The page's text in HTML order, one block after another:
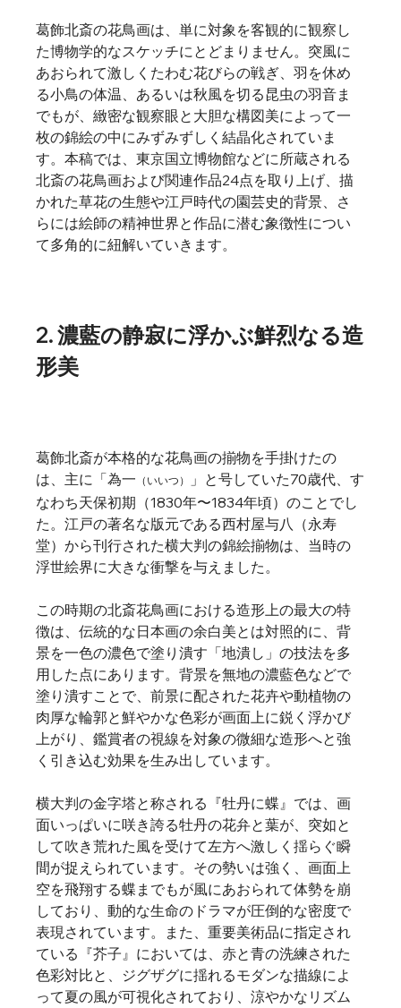
葛飾北斎の花鳥画は、単に対象を客観的に観察し
た博物学的なスケッチにとどまりません。突風に
あおられて激しくたわむ花びらの戦ぎ、羽を休め
る小鳥の体温、あるいは秋風を切る昆虫の羽音ま
でもが、緻密な観察眼と大胆な構図美によって一
枚の錦絵の中にみずみずしく結晶化されていま
す。本稿では、東京国立博物館などに所蔵される
北斎の花鳥画および関連作品24点を取り上げ、描
かれた草花の生態や江戸時代の園芸史的背景、さ
らには絵師の精神世界と作品に潜む象徴性につい
て多角的に紐解いていきます。
2. 濃藍の静寂に浮かぶ鮮烈なる造
形美
葛飾北斎が本格的な花鳥画の揃物を手掛けたの
は、主に「為一 （いいつ）
」と号していた70歳代、す
なわち天保初期（1830年〜1834年頃）のことでし
た。江戸の著名な版元である西村屋与八（永寿
堂）から刊行された横大判の錦絵揃物は、当時の
浮世絵界に大きな衝撃を与えました。
この時期の北斎花鳥画における造形上の最大の特
徴は、伝統的な日本画の余白美とは対照的に、背
景を一色の濃色で塗り潰す「地潰し」の技法を多
用した点にあります。背景を無地の濃藍色などで
塗り潰すことで、前景に配された花卉や動植物の
肉厚な輪郭と鮮やかな色彩が画面上に鋭く浮かび
上がり、鑑賞者の視線を対象の微細な造形へと強
く引き込む効果を生み出しています。
横大判の金字塔と称される『牡丹に蝶』では、画
面いっぱいに咲き誇る牡丹の花弁と葉が、突如と
して吹き荒れた風を受けて左方へ激しく揺らぐ瞬
間が捉えられています。その勢いは強く、画面上
空を飛翔する蝶までもが風にあおられて体勢を崩
しており、動的な生命のドラマが圧倒的な密度で
表現されています。また、重要美術品に指定され
ている『芥子』においては、赤と青の洗練された
色彩対比と、ジグザグに揺れるモダンな描線によ
って夏の風が可視化されており、涼やかなリズム